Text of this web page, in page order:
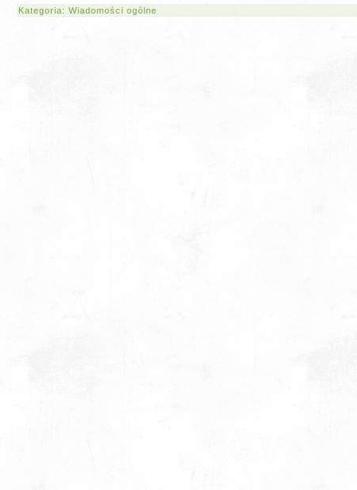
Kategoria: Wiadomości ogólne